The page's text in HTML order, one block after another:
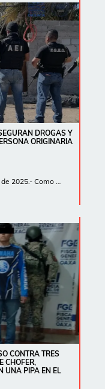
DROGAS Y
ORIGINARIA
2025.- Como …
CONTRA TRES
CHOFER,
UNA PIPA EN EL